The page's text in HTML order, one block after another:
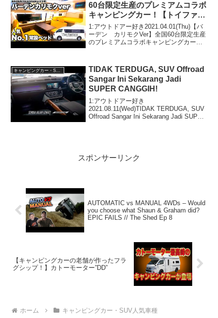
60台限定生産のプレミアムコラボ
キャンピングカー！【トイファク
トリー】✖️【カリモク家具】
1:アウトドアー好き2021.04.01(Thu)【バ
ーデン カリモクVer】全国60台限定生産
のプレミアムコラボキャンピングカー！
いで！！2:アウトドアー好き2021...
キャンピングカー・SUV人気車種
TIDAK TERDUGA, SUV Offroad
Sangar Ini Sekarang Jadi
SUPER CANGGIH!
1:アウトドアー好き
2021.08.11(Wed)TIDAK TERDUGA, SUV
Offroad Sangar Ini Sekarang Jadi SUPER
スポンサーリンク
AUTOMATIC vs MANUAL 4WDs – Would
you choose what Shaun & Graham did?
EPIC FAILS // The Shed Ep 8
【キャンピングカーの老舗が作ったフラ
グシップ！】カトーモーター”DD”
ホーム キャンピングカー・SUV人気車種